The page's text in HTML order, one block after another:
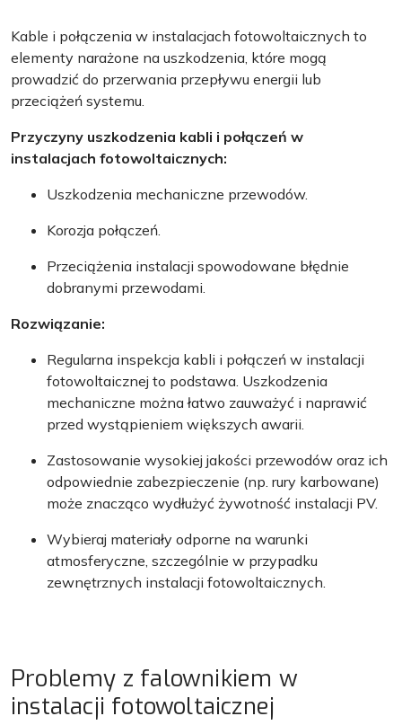
Kable i połączenia w instalacjach fotowoltaicznych to
elementy narażone na uszkodzenia, które mogą
prowadzić do przerwania przepływu energii lub
przeciążeń systemu.
Przyczyny uszkodzenia kabli i połączeń w
instalacjach fotowoltaicznych:
Uszkodzenia mechaniczne przewodów.
Korozja połączeń.
Przeciążenia instalacji spowodowane błędnie
dobranymi przewodami.
Rozwiązanie:
Regularna inspekcja kabli i połączeń w instalacji
fotowoltaicznej to podstawa. Uszkodzenia
mechaniczne można łatwo zauważyć i naprawić
przed wystąpieniem większych awarii.
Zastosowanie wysokiej jakości przewodów oraz ich
odpowiednie zabezpieczenie (np. rury karbowane)
może znacząco wydłużyć żywotność instalacji PV.
Wybieraj materiały odporne na warunki
atmosferyczne, szczególnie w przypadku
zewnętrznych instalacji fotowoltaicznych.
Problemy z falownikiem w
instalacji fotowoltaicznej